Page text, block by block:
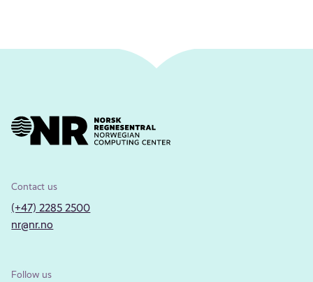
Contact us
(+47) 2285 2500
nr@nr.no
Follow us